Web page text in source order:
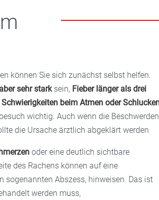
können Sie sich zunächst selbst helfen.
sehr stark sein, Fieber länger als drei
Schwierigkeiten beim Atmen oder
wichtig. Auch wenn die Beschwerden
die Ursache ärztlich abgeklärt werden
oder eine deutlich sichtbare
des Rachens können auf eine
sogenannten Abszess, hinweisen. Das ist
werden muss,